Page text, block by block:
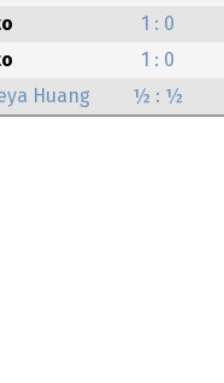
1 : 0
1 : 0
Huang ½ : ½